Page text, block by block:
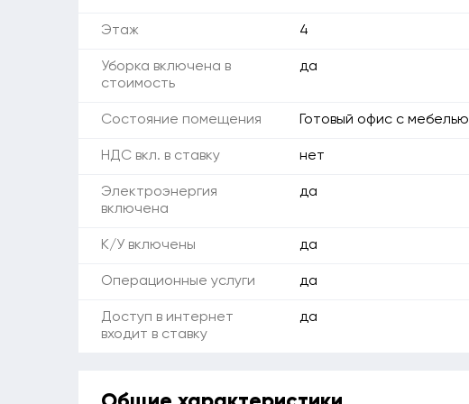
Этаж 4
Уборка включена в
стоимость
да
Состояние помещения Готовый офис с мебелью
НДС вкл. в ставку нет
Электроэнергия
включена
да
К/У включены да
Операционные услуги да
Доступ в интернет
входит в ставку
да